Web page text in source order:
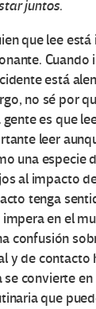
juntos.
que lee
Cuando
está
no sé por
es que
leer
una especie
al impacto
tenga
en el
confusión
y de contacto
convierte en
que